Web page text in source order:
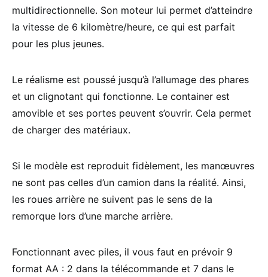
multidirectionnelle. Son moteur lui permet d’atteindre
la vitesse de 6 kilomètre/heure, ce qui est parfait
pour les plus jeunes.
Le réalisme est poussé jusqu’à l’allumage des phares
et un clignotant qui fonctionne. Le container est
amovible et ses portes peuvent s’ouvrir. Cela permet
de charger des matériaux.
Si le modèle est reproduit fidèlement, les manœuvres
ne sont pas celles d’un camion dans la réalité. Ainsi,
les roues arrière ne suivent pas le sens de la
remorque lors d’une marche arrière.
Fonctionnant avec piles, il vous faut en prévoir 9
format AA : 2 dans la télécommande et 7 dans le